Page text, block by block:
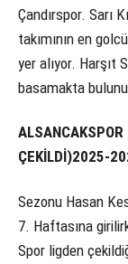
Çandırspor. Sarı
takımının en
yer alıyor. Harşıt
basamakta
ALSANCAKSPOR
ÇEKİLDİ)2025-
Sezonu Hasan
7. Haftasına
Spor ligden